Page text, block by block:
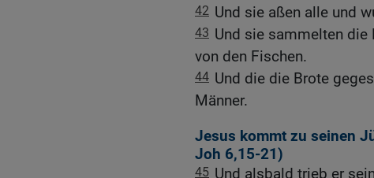
42 Und sie aßen alle und
43 Und sie sammelten die
von den Fischen.
44 Und die die Brote
Männer.
Jesus kommt zu seinen
Joh 6,15-21)
45 Und alsbald trieb er